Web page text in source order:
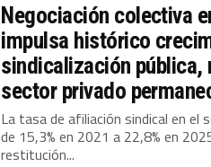
Negociación colectiva
impulsa histórico
sindicalización pública,
sector privado
La tasa de afiliación sindical en el
de 15,3% en 2021 a 22,8% en
restitución...